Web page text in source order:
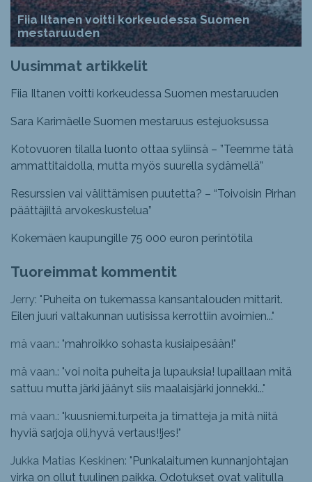
Fiia Iltanen voitti korkeudessa Suomen
mestaruuden
Uusimmat artikkelit
Fiia Iltanen voitti korkeudessa Suomen mestaruuden
Sara Karimäelle Suomen mestaruus estejuoksussa
Kotovuoren tilalla luonto ottaa syliinsä – ”Teemme tätä
ammattitaidolla, mutta myös suurella sydämellä”
Resurssien vai välittämisen puutetta? – “Toivoisin Pirhan
päättäjiltä arvokeskustelua”
Kokemäen kaupungille 75 000 euron perintötila
Tuoreimmat kommentit
Jerry: " Puheita on tukemassa kansantalouden mittarit.
Eilen juuri valtakunnan uutisissa kerrottiin avoimien..."
mä vaan.: "mahroikko sohasta kusiaipesään!"
mä vaan.: "voi noita puheita ja lupauksia! lupaillaan mitä
sattuu mutta järki jäänyt siis maalaisjärki jonnekki..."
mä vaan.: "kuusniemi.turpeita ja timatteja ja mitä niitä
hyviä sarjoja oli,hyvä vertaus!!jes!"
Jukka Matias Keskinen: " Punkalaitumen kunnanjohtajan
virka on ollut tuulinen paikka. Odotukset ovat valitulla